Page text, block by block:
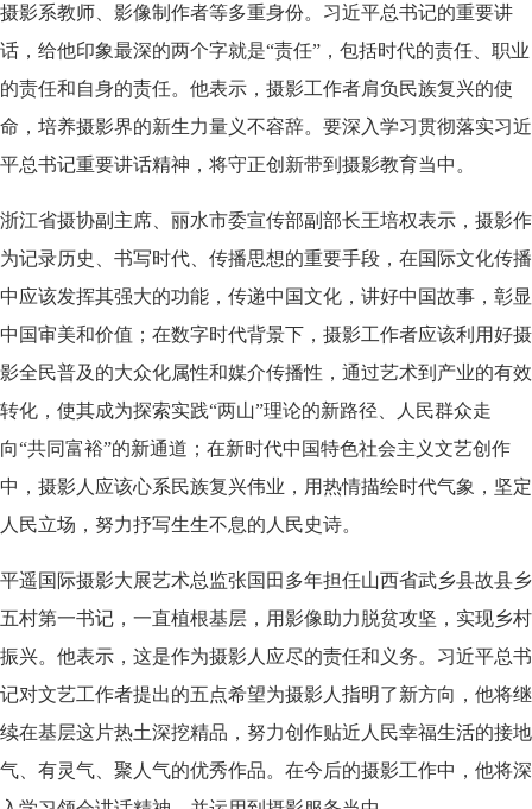
摄影系教师、影像制作者等多重身份。习近平总书记的重要讲
话，给他印象最深的两个字就是“责任”，包括时代的责任、职业
的责任和自身的责任。他表示，摄影工作者肩负民族复兴的使
命，培养摄影界的新生力量义不容辞。要深入学习贯彻落实习近
平总书记重要讲话精神，将守正创新带到摄影教育当中。
浙江省摄协副主席、丽水市委宣传部副部长王培权表示，摄影作
为记录历史、书写时代、传播思想的重要手段，在国际文化传播
中应该发挥其强大的功能，传递中国文化，讲好中国故事，彰显
中国审美和价值；在数字时代背景下，摄影工作者应该利用好摄
影全民普及的大众化属性和媒介传播性，通过艺术到产业的有效
转化，使其成为探索实践“两山”理论的新路径、人民群众走
向“共同富裕”的新通道；在新时代中国特色社会主义文艺创作
中，摄影人应该心系民族复兴伟业，用热情描绘时代气象，坚定
人民立场，努力抒写生生不息的人民史诗。
平遥国际摄影大展艺术总监张国田多年担任山西省武乡县故县乡
五村第一书记，一直植根基层，用影像助力脱贫攻坚，实现乡村
振兴。他表示，这是作为摄影人应尽的责任和义务。习近平总书
记对文艺工作者提出的五点希望为摄影人指明了新方向，他将继
续在基层这片热土深挖精品，努力创作贴近人民幸福生活的接地
气、有灵气、聚人气的优秀作品。在今后的摄影工作中，他将深